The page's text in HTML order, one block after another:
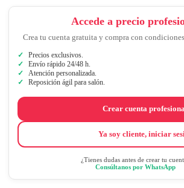
Accede a precio
Crea tu cuenta gratuita y compra con
Precios exclusivos.
Envío rápido 24/48 h.
Atención personalizada.
Reposición ágil para salón.
Crear cuenta
Ya soy cliente, iniciar
¿Tienes dudas antes de crear tu
Consúltanos por WhatsApp